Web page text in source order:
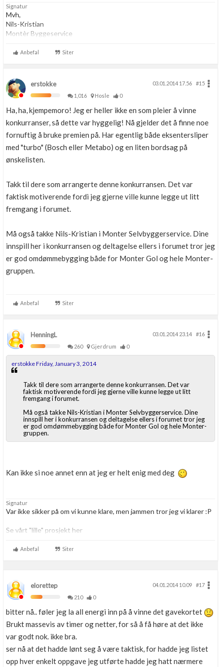
Signatur
Mvh,
Nils-Kristian
Montèr Byggeservice
Anbefal Siter
erstokke 03.01.2014 17.56
#15
1,016
Hosle 0
Ha, ha, kjempemoro! Jeg er heller ikke en som pleier å vinne
konkurranser, så dette var hyggelig! Nå gjelder det å finne noe
fornuftig å bruke premien på. Har egentlig både eksentersliper
med "turbo" (Bosch eller Metabo) og en liten bordsag på
ønskelisten.
Takk til dere som arrangerte denne konkurransen. Det var
faktisk motiverende fordi jeg gjerne ville kunne legge ut litt
fremgang i forumet.
Må også takke Nils-Kristian i Monter Selvbyggerservice. Dine
innspill her i konkurransen og deltagelse ellers i forumet tror jeg
er god omdømmebygging både for Monter Gol og hele Monter-
gruppen.
Anbefal Siter
HenningL 03.01.2014 23.14
#16
260
Gjerdrum 0
erstokke Friday, January 3, 2014
Takk til dere som arrangerte denne konkurransen. Det var
faktisk motiverende fordi jeg gjerne ville kunne legge ut litt
fremgang i forumet.
Må også takke Nils-Kristian i Monter Selvbyggerservice. Dine
innspill her i konkurransen og deltagelse ellers i forumet tror jeg
er god omdømmebygging både for Monter Gol og hele Monter-
gruppen.
Kan ikke si noe annet enn at jeg er helt enig med deg
Signatur
Var ikke sikker på om vi kunne klare, men jammen tror jeg vi klarer :P
Se vårt "lille" prosjekt her
hennings-husprosjekt/
Anbefal Siter
elorettep 04.01.2014 10.09
#17
210
0
bitter nå.. føler jeg la all energi inn på å vinne det gavekortet
Brukt massevis av timer og netter, for så å få høre at det ikke
var godt nok. ikke bra.
ser nå at det hadde lønt seg å være taktisk, for hadde jeg listet
opp hver enkelt oppgave jeg utførte hadde jeg hatt nærmere